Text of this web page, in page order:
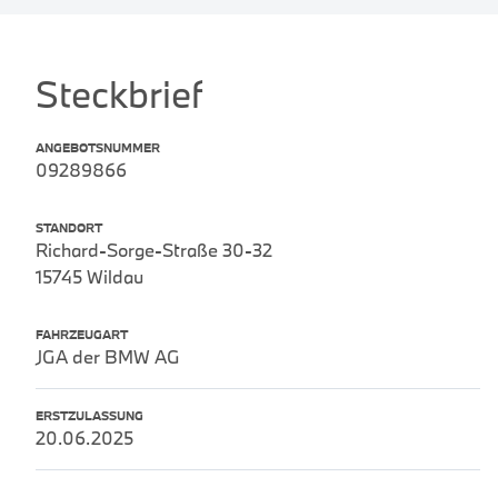
Steckbrief
ANGEBOTSNUMMER
09289866
STANDORT
Richard-Sorge-Straße 30-32
15745 Wildau
FAHRZEUGART
JGA der BMW AG
ERSTZULASSUNG
20.06.2025